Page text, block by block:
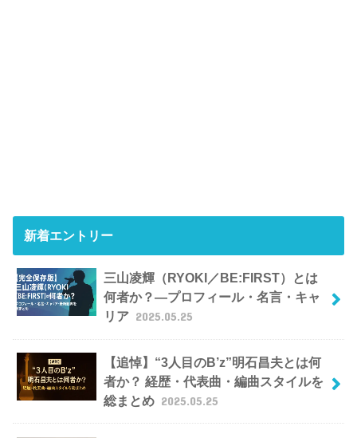
新着エントリー
三山凌輝（RYOKI／BE:FIRST）とは
何者か？―プロフィール・名言・キャ
リア 2025.05.25
【追悼】“3人目のB’z”明石昌夫とは何
者か？ 経歴・代表曲・編曲スタイルを
総まとめ 2025.05.25